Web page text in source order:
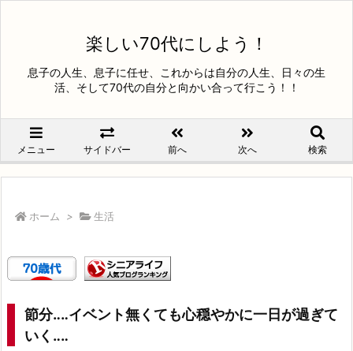
楽しい70代にしよう！
息子の人生、息子に任せ、これからは自分の人生、日々の生
活、そして70代の自分と向かい合って行こう！！
メニュー サイドバー 前へ 次へ 検索
ホーム > 生活
節分‥‥イベント無くても心穏やかに一日が過ぎて
いく‥‥